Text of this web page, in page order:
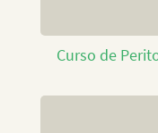
Curso de